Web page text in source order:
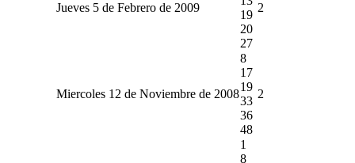
Jueves 5 de Febrero de 2009
19
20
27
2
Miercoles 12 de Noviembre de 2008
8
17
19
33
36
48
2
1
8